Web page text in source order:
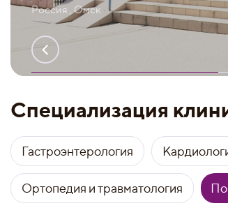
Россия , Омск
Специализация
Гастроэнтерология
Ортопедия и травматология